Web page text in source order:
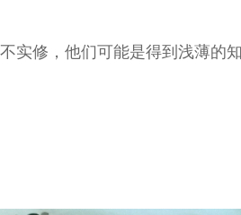
实修，他们可能是得到浅薄的